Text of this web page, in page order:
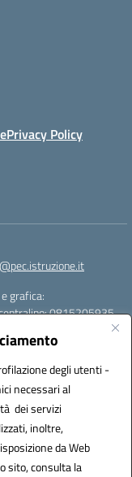
degli utenti -
necessari al
dei servizi
inoltre,
da Web
sito, consulta la
Privacy Policy
grafica:
0815205935
|
ufficio: UFOYYV |